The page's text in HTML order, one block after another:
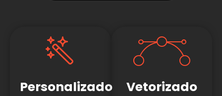
Personalizado Vetorizado